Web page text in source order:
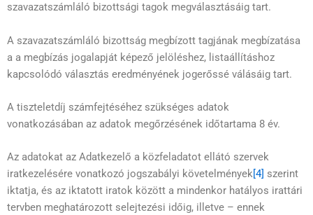
szavazatszámláló bizottsági tagok megválasztásáig tart.
A szavazatszámláló bizottság megbízott tagjának megbízatása
a a megbízás jogalapját képező jelöléshez, listaállításhoz
kapcsolódó választás eredményének jogerőssé válásáig tart.
A tiszteletdíj számfejtéséhez szükséges adatok
vonatkozásában az adatok megőrzésének időtartama 8 év.
Az adatokat az Adatkezelő a közfeladatot ellátó szervek
iratkezelésére vonatkozó jogszabályi követelmények [4] szerint
iktatja, és az iktatott iratok között a mindenkor hatályos irattári
tervben meghatározott selejtezési időig, illetve – ennek